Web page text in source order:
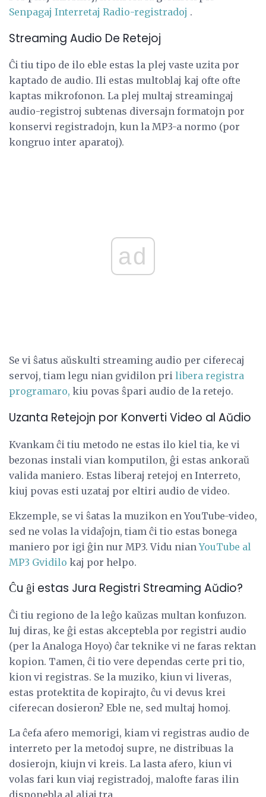
Senpagaj Interretaj Radio-registradoj .
Streaming Audio De Retejoj
Ĉi tiu tipo de ilo eble estas la plej vaste uzita por
kaptado de audio. Ili estas multoblaj kaj ofte ofte
kaptas mikrofonon. La plej multaj streamingaj
audio-registroj subtenas diversajn formatojn por
konservi registradojn, kun la MP3-a normo (por
kongruo inter aparatoj).
ad
Se vi ŝatus aŭskulti streaming audio per ciferecaj
servoj, tiam legu nian gvidilon pri libera registra
programaro, kiu povas ŝpari audio de la retejo.
Uzanta Retejojn por Konverti Video al Aŭdio
Kvankam ĉi tiu metodo ne estas ilo kiel tia, ke vi
bezonas instali vian komputilon, ĝi estas ankoraŭ
valida maniero. Estas liberaj retejoj en Interreto,
kiuj povas esti uzataj por eltiri audio de video.
Ekzemple, se vi ŝatas la muzikon en YouTube-video,
sed ne volas la vidaĵojn, tiam ĉi tio estas bonega
maniero por igi ĝin nur MP3. Vidu nianYouTube al
MP3 Gvidilo kaj por helpo.
Ĉu ĝi estas Jura Registri Streaming Aŭdio?
Ĉi tiu regiono de la leĝo kaŭzas multan konfuzon.
Iuj diras, ke ĝi estas akceptebla por registri audio
(per la Analoga Hoyo) ĉar teknike vi ne faras rektan
kopion. Tamen, ĉi tio vere dependas certe pri tio,
kion vi registras. Se la muziko, kiun vi liveras,
estas protektita de kopirajto, ĉu vi devus krei
ciferecan dosieron? Eble ne, sed multaj homoj.
La ĉefa afero memorigi, kiam vi registras audio de
interreto per la metodoj supre, ne distribuas la
dosierojn, kiujn vi kreis. La lasta afero, kiun vi
volas fari kun viaj registradoj, malofte faras ilin